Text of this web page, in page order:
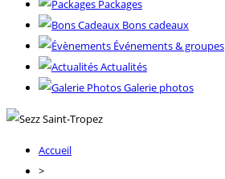
Packages
Bons cadeaux
Événements & groupes
Actualités
Galerie photos
Accueil
>